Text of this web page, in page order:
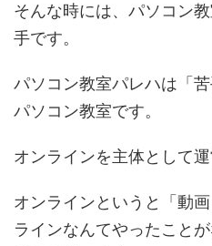
そんな時には、パソコン
手です。
パソコン教室パレハは「
パソコン教室です。
オンラインを主体として運
オンラインというと「動
ラインなんてやったこと